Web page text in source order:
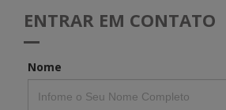
ENTRAR EM CONTATO
Nome